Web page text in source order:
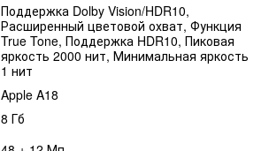
Поддержка Dolby Vision/HDR10,
Расширенный цветовой охват, Функция
True Tone, Поддержка HDR10, Пиковая
яркость 2000 нит, Минимальная яркость
1 нит
Apple A18
8 Гб